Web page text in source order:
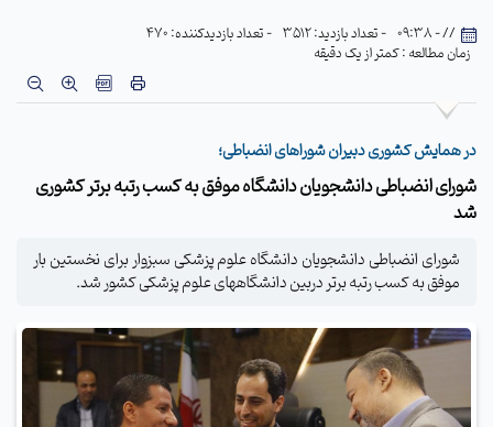
// - 09:38 - تعداد بازدید: 3512
- تعداد بازدیدکننده: 470
زمان مطالعه : کمتر از یک دقیقه
در همایش کشوری دبیران شوراهای انضباطی؛
شورای انضباطی دانشجویان دانشگاه موفق به کسب رتبه برتر کشوری
شد
شورای انضباطی دانشجویان دانشگاه علوم پزشکی سبزوار برای نخستین بار
موفق به کسب رتبه برتر دربین دانشگاههای علوم پزشکی کشور شد.